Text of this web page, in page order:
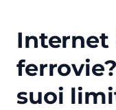
Internet
suoi